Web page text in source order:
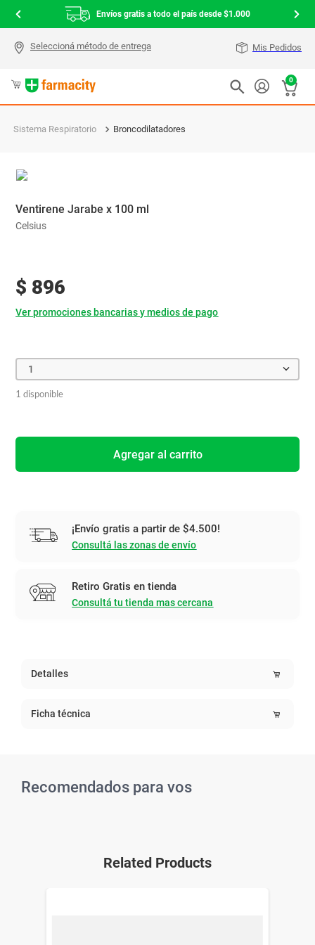
Envíos gratis a todo el país desde $1.000
Mis Pedidos
0
Sistema Respiratorio Broncodilatadores
Ventirene Jarabe x 100 ml
Celsius
$ 896
Ver promociones bancarias y medios de pago
1
1 disponible
Agregar al carrito
¡Envío gratis a partir de $4.500!
Consultá las zonas de envío
Retiro Gratis en tienda
Consultá tu tienda mas cercana
Detalles
Ficha técnica
Recomendados para vos
Related Products